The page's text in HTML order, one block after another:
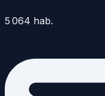
5 064 hab.